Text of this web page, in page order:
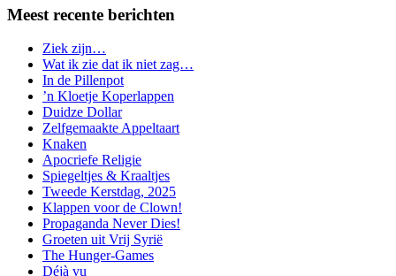
Meest recente berichten
Ziek zijn…
Wat ik zie dat ik niet zag…
In de Pillenpot
’n Kloetje Koperlappen
Duidze Dollar
Zelfgemaakte Appeltaart
Knaken
Apocriefe Religie
Spiegeltjes & Kraaltjes
Tweede Kerstdag, 2025
Klappen voor de Clown!
Propaganda Never Dies!
Groeten uit Vrij Syrië
The Hunger-Games
Déjà vu